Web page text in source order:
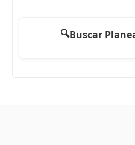
🔍Buscar